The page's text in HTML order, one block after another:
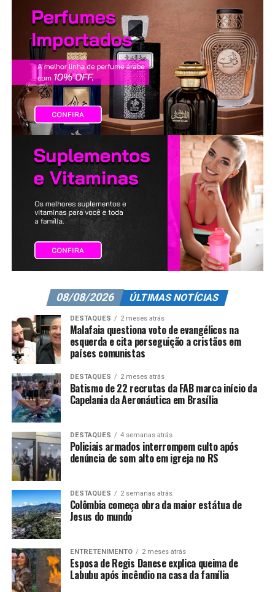
08/08/2026 ÚLTIMAS NOTÍCIAS
DESTAQUES 2 meses atrás
Malafaia questiona voto de evangélicos na
esquerda e cita perseguição a cristãos em
países comunistas
DESTAQUES 2 meses atrás
Batismo de 22 recrutas da FAB marca início da
Capelania da Aeronáutica em Brasília
DESTAQUES 4 semanas atrás
Policiais armados interrompem culto após
denúncia de som alto em igreja no RS
DESTAQUES 2 semanas atrás
Colômbia começa obra da maior estátua de
Jesus do mundo
ENTRETENIMENTO 2 meses atrás
Esposa de Regis Danese explica queima de
Labubu após incêndio na casa da família